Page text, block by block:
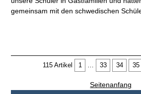
gemeinsam mit den schwedischen
115 Artikel 1 … 33 34 35
Seitenanfang